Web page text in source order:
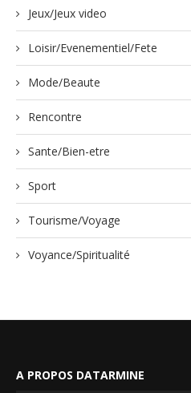
Jeux/Jeux video
Loisir/Evenementiel/Fete
Mode/Beaute
Rencontre
Sante/Bien-etre
Sport
Tourisme/Voyage
Voyance/Spiritualité
A PROPOS DATARMINE